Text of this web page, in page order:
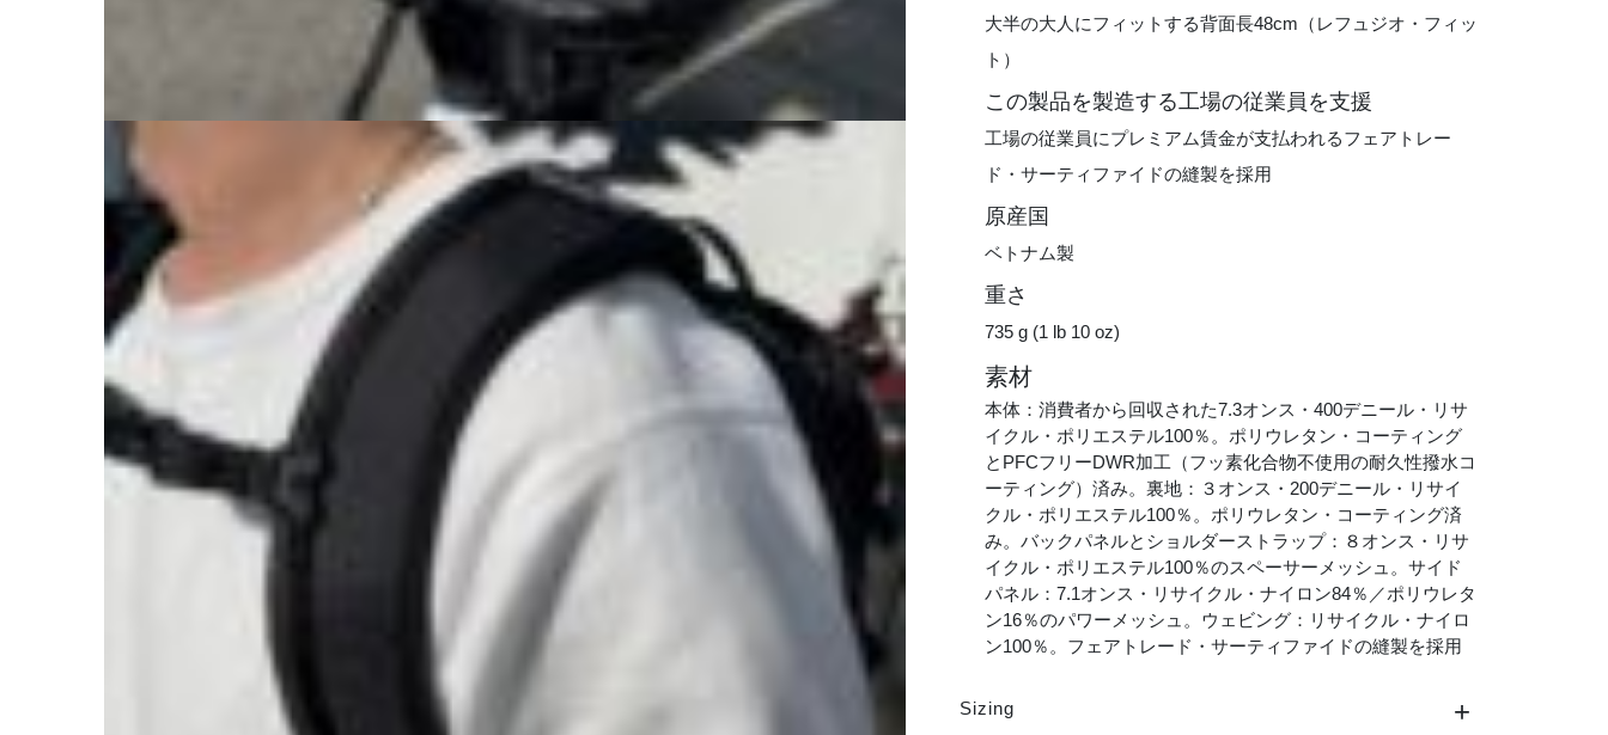
大半の大人にフィットする背面長48cm（レフュジオ・フィッ
ト）
この製品を製造する工場の従業員を支援
工場の従業員にプレミアム賃金が支払われるフェアトレー
ド・サーティファイドの縫製を採用
原産国
ベトナム製
重さ
735 g (1 lb 10 oz)
素材
本体：消費者から回収された7.3オンス・400デニール・リサ
イクル・ポリエステル100％。ポリウレタン・コーティング
とPFCフリーDWR加工（フッ素化合物不使用の耐久性撥水コ
ーティング）済み。裏地：３オンス・200デニール・リサイ
クル・ポリエステル100％。ポリウレタン・コーティング済
み。バックパネルとショルダーストラップ：８オンス・リサ
イクル・ポリエステル100％のスペーサーメッシュ。サイド
パネル：7.1オンス・リサイクル・ナイロン84％／ポリウレタ
ン16％のパワーメッシュ。ウェビング：リサイクル・ナイロ
ン100％。フェアトレード・サーティファイドの縫製を採用
Sizing